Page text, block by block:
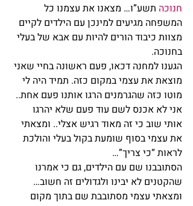
חנוכה תשע”ו… מצאנו את עצמנו כל
המשפחה מגיעים למינכן עם הילדים לקיים
מצוות כיבוד הורים להיות עם אבא של בעלי
בחנוכה.
הגענו למחנה דכאו, פעם ראשונה בחיי שאני
מוצאת את עצמי במקום כזה. תמיד היה לי
מוטו כזה שהגרמנים הרגו אותנו פעם אחת..
אני לא אכנס לשם עוד פעם שלא יהרגו
אותי שוב כי זה מאוד רגיש אצלי.. ומצאתי
את עצמי בסוף שומעת בקול בעלי והולכת
לראות “כי צריך”…
הסתובבנו שם עם הילדים, גם כי אמרנו
שהקטנים לא יבינו ולגדולים זה חשוב…
ומצאתי עצמי מסתובבת שם בתוך מקום